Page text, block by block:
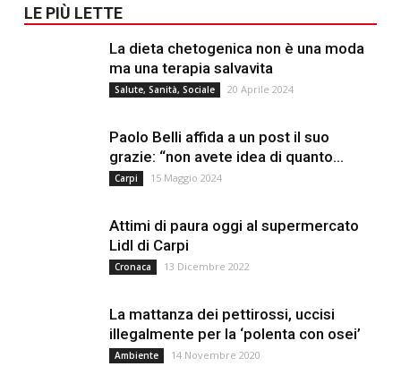
LE PIÙ LETTE
La dieta chetogenica non è una moda
ma una terapia salvavita
Salute, Sanità, Sociale 20 Aprile 2024
Paolo Belli affida a un post il suo
grazie: “non avete idea di quanto...
Carpi 15 Maggio 2024
Attimi di paura oggi al supermercato
Lidl di Carpi
Cronaca 13 Dicembre 2022
La mattanza dei pettirossi, uccisi
illegalmente per la ‘polenta con osei’
Ambiente 14 Novembre 2020